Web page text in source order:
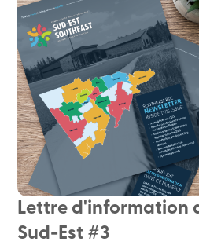
Lettre d'information
Sud-Est #3